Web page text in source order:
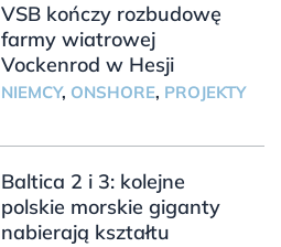
VSB kończy rozbudowę
farmy wiatrowej
Vockenrod w Hesji
NIEMCY, ONSHORE, PROJEKTY
Baltica 2 i 3: kolejne
polskie morskie giganty
nabierają kształtu